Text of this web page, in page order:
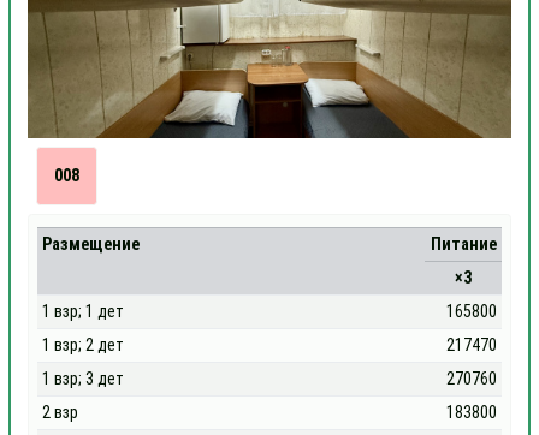
008
Размещение
Питание
×3
1 взр; 1 дет
165800
1 взр; 2 дет
217470
1 взр; 3 дет
270760
2 взр
183800